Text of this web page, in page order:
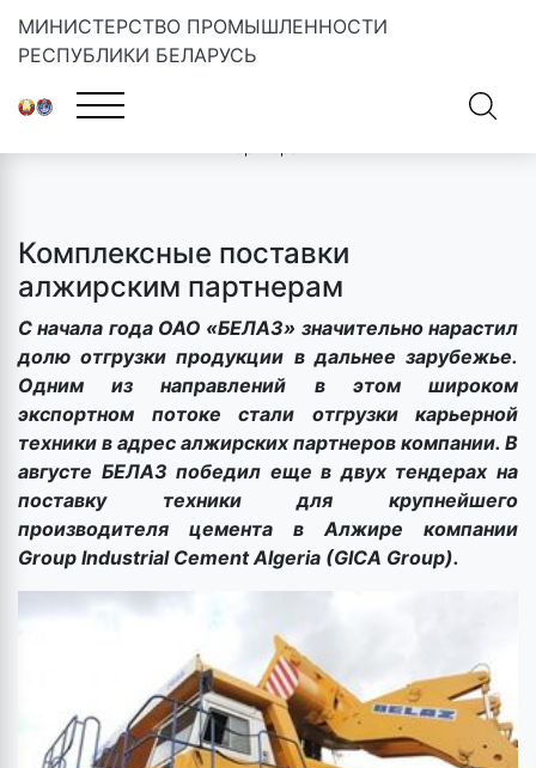
МИНИСТЕРСТВО ПРОМЫШЛЕННОСТИ
РЕСПУБЛИКИ БЕЛАРУСЬ
Главная»
Комплексные поставки
алжирским партнерам
С начала года ОАО «БЕЛАЗ» значительно нарастил
долю отгрузки продукции в дальнее зарубежье.
Одним из направлений в этом широком
экспортном потоке стали отгрузки карьерной
техники в адрес алжирских партнеров компании. В
августе БЕЛАЗ победил еще в двух тендерах на
поставку техники для крупнейшего
производителя цемента в Алжире компании
Group Industrial Cement Algeria (GICA Group).